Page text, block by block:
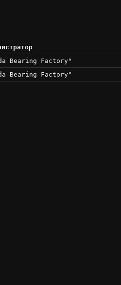
Bearing Factory"
Bearing Factory"